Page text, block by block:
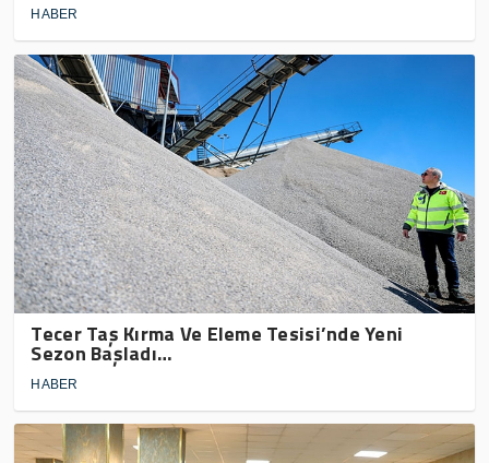
HABER
Tecer Taş Kırma Ve Eleme Tesisi’nde Yeni
Sezon Başladı…
HABER